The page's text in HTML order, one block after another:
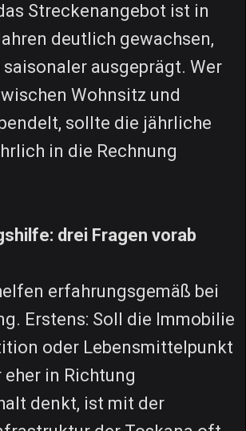
Streckenangebot ist in
deutlich gewachsen,
ausgeprägt. Wer
Wohnsitz und
sollte die jährliche
in die Rechnung
drei Fragen vorab
erfahrungsgemäß bei
Erstens: Soll die Immobilie
oder Lebensmittelpunkt
eher in Richtung
denkt, ist mit der